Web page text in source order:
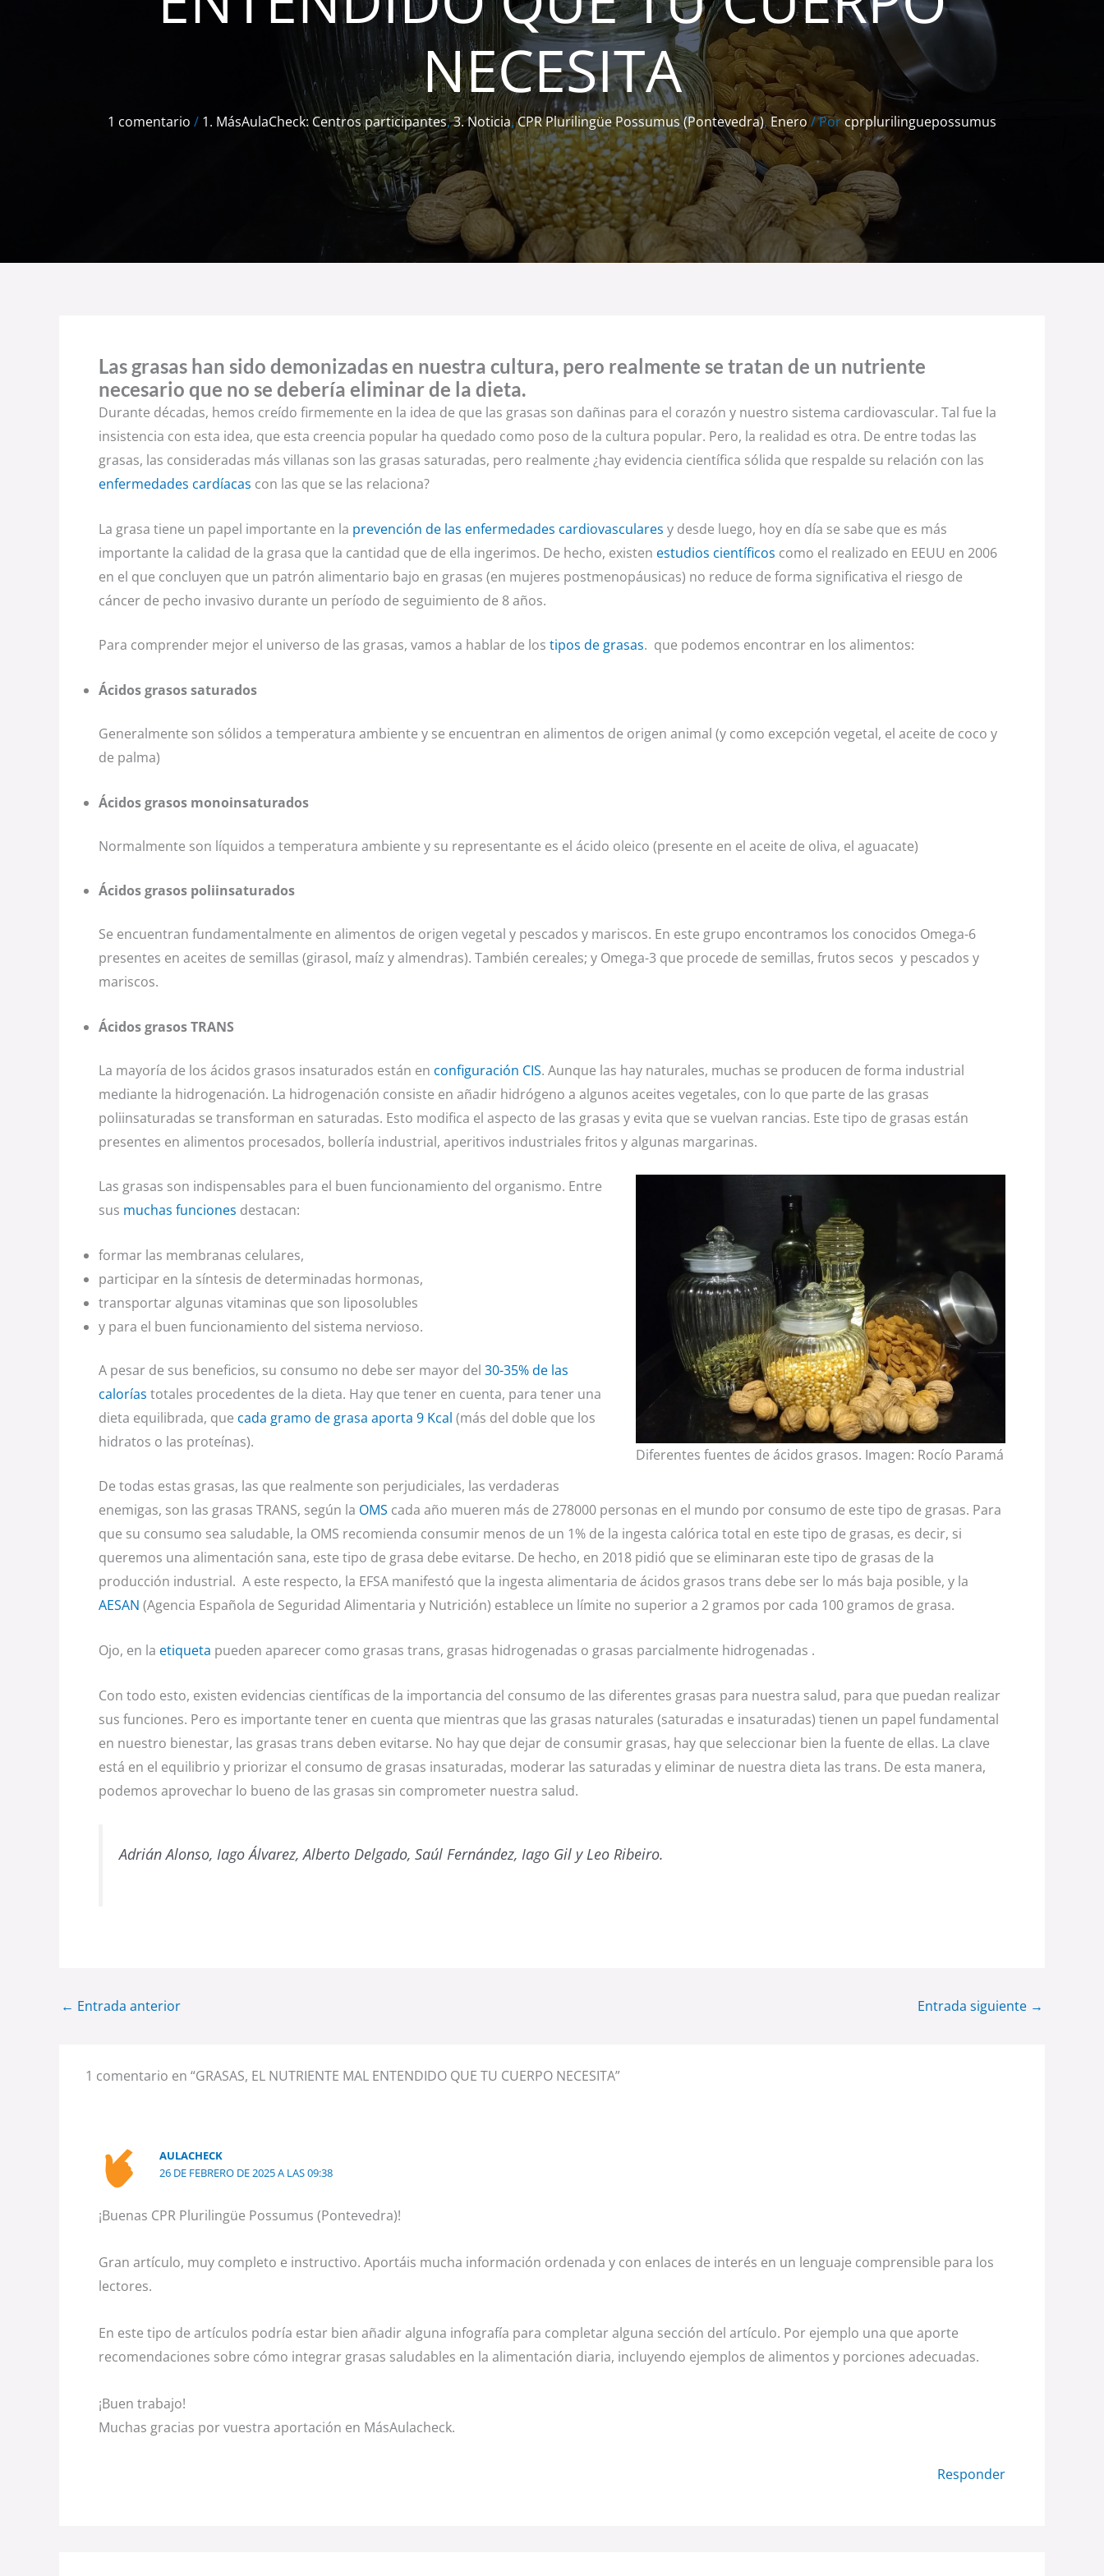
NECESITA
1 comentario / 1. MásAulaCheck: Centros participantes,3. Noticia,CPR Plurilingüe Possumus (Pontevedra),Enero/ Porcprplurilinguepossumus
Las grasas han sido demonizadas en nuestra cultura, pero realmente se tratan de un nutriente
necesario que no se debería eliminar de la dieta.
Durante décadas, hemos creído firmemente en la idea de que las grasas son dañinas para el corazón y nuestro sistema cardiovascular. Tal fue la
insistencia con esta idea, que esta creencia popular ha quedado como poso de la cultura popular. Pero, la realidad es otra. De entre todas las
grasas, las consideradas más villanas son las grasas saturadas, pero realmente ¿hay evidencia científica sólida que respalde su relación con las
enfermedades cardíacas con las que se las relaciona?
La grasa tiene un papel importante en la prevención de las enfermedades cardiovasculares y desde luego, hoy en día se sabe que es más
importante la calidad de la grasa que la cantidad que de ella ingerimos. De hecho, existen estudios científicos como el realizado en EEUU en 2006
en el que concluyen que un patrón alimentario bajo en grasas (en mujeres postmenopáusicas) no reduce de forma significativa el riesgo de
cáncer de pecho invasivo durante un período de seguimiento de 8 años.
Para comprender mejor el universo de las grasas, vamos a hablar de los tipos de grasas. que podemos encontrar en los alimentos:
Ácidos grasos saturados
Generalmente son sólidos a temperatura ambiente y se encuentran en alimentos de origen animal (y como excepción vegetal, el aceite de coco y
de palma)
Ácidos grasos monoinsaturados
Normalmente son líquidos a temperatura ambiente y su representante es el ácido oleico (presente en el aceite de oliva, el aguacate)
Ácidos grasos poliinsaturados
Se encuentran fundamentalmente en alimentos de origen vegetal y pescados y mariscos. En este grupo encontramos los conocidos Omega-6
presentes en aceites de semillas (girasol, maíz y almendras). También cereales; y Omega-3 que procede de semillas, frutos secos y pescados y
mariscos.
Ácidos grasos TRANS
La mayoría de los ácidos grasos insaturados están en configuración CIS. Aunque las hay naturales, muchas se producen de forma industrial
mediante la hidrogenación. La hidrogenación consiste en añadir hidrógeno a algunos aceites vegetales, con lo que parte de las grasas
poliinsaturadas se transforman en saturadas. Esto modifica el aspecto de las grasas y evita que se vuelvan rancias. Este tipo de grasas están
presentes en alimentos procesados, bollería industrial, aperitivos industriales fritos y algunas margarinas.
Diferentes fuentes de ácidos grasos. Imagen: Rocío Paramá
Las grasas son indispensables para el buen funcionamiento del organismo. Entre
sus muchas funciones destacan:
formar las membranas celulares,
participar en la síntesis de determinadas hormonas,
transportar algunas vitaminas que son liposolubles
y para el buen funcionamiento del sistema nervioso.
A pesar de sus beneficios, su consumo no debe ser mayor del 30-35% de las
calorías totales procedentes de la dieta. Hay que tener en cuenta, para tener una
dieta equilibrada, que cada gramo de grasa aporta 9 Kcal (más del doble que los
hidratos o las proteínas).
De todas estas grasas, las que realmente son perjudiciales, las verdaderas
enemigas, son las grasas TRANS, según la OMS cada año mueren más de 278000 personas en el mundo por consumo de este tipo de grasas. Para
que su consumo sea saludable, la OMS recomienda consumir menos de un 1% de la ingesta calórica total en este tipo de grasas, es decir, si
queremos una alimentación sana, este tipo de grasa debe evitarse. De hecho, en 2018 pidió que se eliminaran este tipo de grasas de la
producción industrial. A este respecto, la EFSA manifestó que la ingesta alimentaria de ácidos grasos trans debe ser lo más baja posible, y la
AESAN (Agencia Española de Seguridad Alimentaria y Nutrición) establece un límite no superior a 2 gramos por cada 100 gramos de grasa.
Ojo, en la etiqueta pueden aparecer como grasas trans, grasas hidrogenadas o grasas parcialmente hidrogenadas .
Con todo esto, existen evidencias científicas de la importancia del consumo de las diferentes grasas para nuestra salud, para que puedan realizar
sus funciones. Pero es importante tener en cuenta que mientras que las grasas naturales (saturadas e insaturadas) tienen un papel fundamental
en nuestro bienestar, las grasas trans deben evitarse. No hay que dejar de consumir grasas, hay que seleccionar bien la fuente de ellas. La clave
está en el equilibrio y priorizar el consumo de grasas insaturadas, moderar las saturadas y eliminar de nuestra dieta las trans. De esta manera,
podemos aprovechar lo bueno de las grasas sin comprometer nuestra salud.
Adrián Alonso, Iago Álvarez, Alberto Delgado, Saúl Fernández, Iago Gil y Leo Ribeiro.
← Entrada anterior Entrada siguiente →
1 comentario en “GRASAS, EL NUTRIENTE MAL ENTENDIDO QUE TU CUERPO NECESITA”
AULACHECK
26 DE FEBRERO DE 2025 A LAS 09:38
¡Buenas CPR Plurilingüe Possumus (Pontevedra)!
Gran artículo, muy completo e instructivo. Aportáis mucha información ordenada y con enlaces de interés en un lenguaje comprensible para los
lectores.
En este tipo de artículos podría estar bien añadir alguna infografía para completar alguna sección del artículo. Por ejemplo una que aporte
recomendaciones sobre cómo integrar grasas saludables en la alimentación diaria, incluyendo ejemplos de alimentos y porciones adecuadas.
¡Buen trabajo!
Muchas gracias por vuestra aportación en MásAulacheck.
Responder